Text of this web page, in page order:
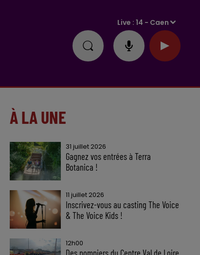
Live :14 - Caen
À LA UNE
31 juillet 2026
Gagnez vos entrées à Terra
Botanica !
11 juillet 2026
Inscrivez-vous au casting The Voice
& The Voice Kids !
12h00